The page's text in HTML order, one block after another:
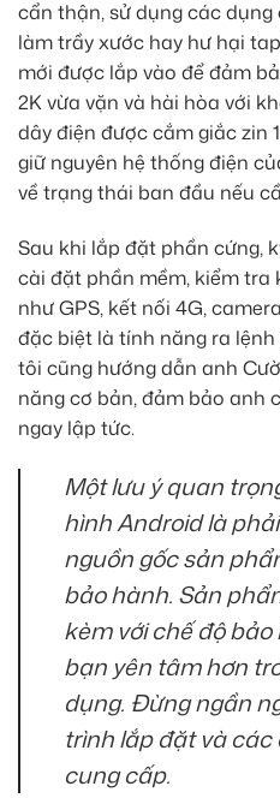
cẩn thận, sử dụng các
làm trầy xước hay hư hại
mới được lắp vào để đảm
2K vừa vặn và hài hòa với
dây điện được cắm giắc zin
giữ nguyên hệ thống điện
về trạng thái ban đầu nếu
Sau khi lắp đặt phần cứng,
cài đặt phần mềm, kiểm tra
như GPS, kết nối 4G,
đặc biệt là tính năng ra lệnh
tôi cũng hướng dẫn anh
năng cơ bản, đảm bảo anh
ngay lập tức.
Một lưu ý quan
hình Android là
nguồn gốc sản
bảo hành. Sản
kèm với chế độ
bạn yên tâm hơn
dụng. Đừng ngần
trình lắp đặt và
cung cấp.